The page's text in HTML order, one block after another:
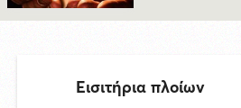
Προσωρινές διακοπές υδροδότησης σε